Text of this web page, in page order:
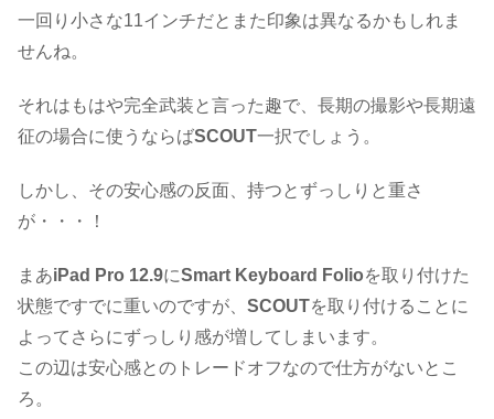
一回り小さな11インチだとまた印象は異なるかもしれま
せんね。
それはもはや完全武装と言った趣で、長期の撮影や長期遠
征の場合に使うならばSCOUT一択でしょう。
しかし、その安心感の反面、持つとずっしりと重さ
が・・・！
まあiPad Pro 12.9にSmart Keyboard Folioを取り付けた
状態ですでに重いのですが、 SCOUTを取り付けることに
よってさらにずっしり感が増してしまいます。
この辺は安心感とのトレードオフなので仕方がないとこ
ろ。